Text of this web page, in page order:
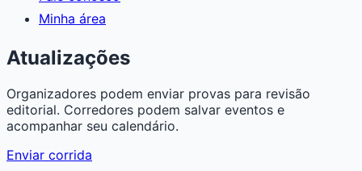
Minha área
Atualizações
Organizadores podem enviar provas para revisão
editorial. Corredores podem salvar eventos e
acompanhar seu calendário.
Enviar corrida